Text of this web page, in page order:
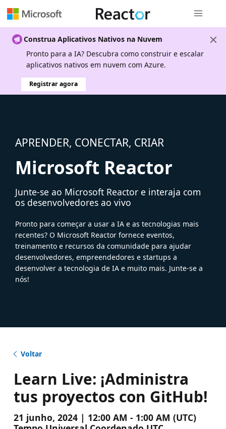
Construa Aplicativos Nativos na Nuvem
Pronto para a IA? Descubra como construir e escalar
aplicativos nativos em nuvem com Azure.
Registrar agora
APRENDER, CONECTAR, CRIAR
Microsoft Reactor
Junte-se ao Microsoft Reactor e interaja com
os desenvolvedores ao vivo
Pronto para começar a usar a IA e as tecnologias mais
recentes? O Microsoft Reactor fornece eventos,
treinamento e recursos da comunidade para ajudar
desenvolvedores, empreendedores e startups a
desenvolver a tecnologia de IA e muito mais. Junte-se a
nós!
Voltar
Learn Live: ¡Administra
tus proyectos con GitHub!
21 junho, 2024 | 12:00 AM - 1:00 AM (UTC)